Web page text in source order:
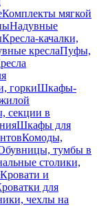
Комплекты мягкой
Надувные
Кресла-качалки,
креслаПуфы,
горкиШкафы-
секции в
Шкафы для
Комоды,
тумбы в
столики,
Кровати и
для
чехлы на